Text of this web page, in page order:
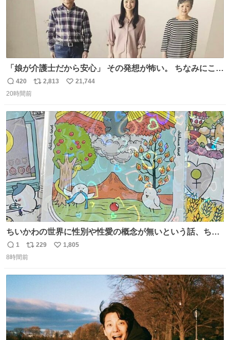
「娘が介護士だから安心」 その発想が怖い。 ちなみにこの
ポスターは、介護職の求人や転職支援をしている会社のポ
スターらしい。
返
信
420
リ
ト
数
2,813
い
数
21,744
20時間前
ちいかわの世界に性別や性愛の概念が無いという話、ちい
かわタロットでも恋人・女帝・女教皇あたりは性別を意識
させないように描かれてるんだよね。かなり徹底している
返
信
1
リ
ポ
229
い
1,805
8時間前